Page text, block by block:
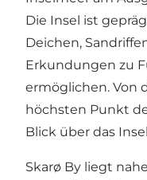
Die Insel ist
Deichen,
Erkundungen zu
ermöglichen. Von
höchsten Punkt
Blick über das
Skarø By liegt